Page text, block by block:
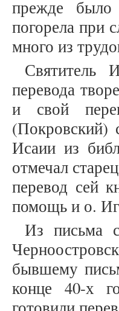
прежде
погорела при
много из
Святитель
перевода
и свой
(Покровский)
Исаии из
отмечал
перевод сей
помощь и о.
Из письма
бывшему
конце 40-х